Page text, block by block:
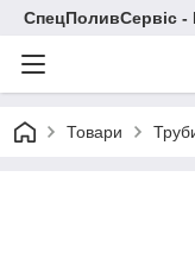
СпецПоливСервіс -
Товари